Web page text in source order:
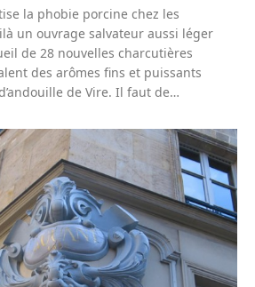
la phobie porcine chez les
un ouvrage salvateur aussi léger
de 28 nouvelles charcutières
des arômes fins et puissants
de Vire. Il faut de…